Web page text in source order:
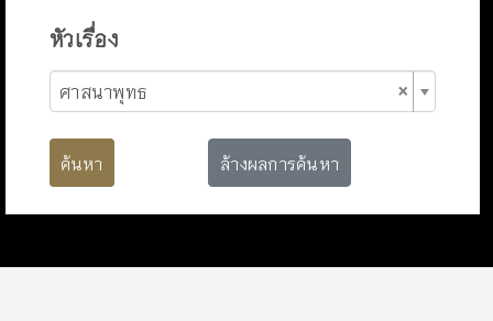
หัวเรื่อง
×
ศาสนาพุทธ
ค้นหา ล้างผลการค้นหา